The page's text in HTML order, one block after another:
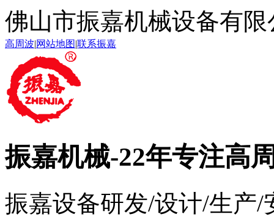
佛山市振嘉机械设备有限
高周波|网站地图|联系振嘉
振嘉机械-22年专注高
振嘉设备研发/设计/生产/